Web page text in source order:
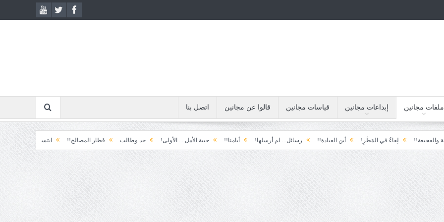
ملفات مجانين إبداعات مجانين قياسات مجانين قالوا عن مجانين اتصل بنا
لِقاءُ في المَطَرِ! أين القيادة!! رسائل... لم أرسلها! أيامنا!! خيبة الأمل.... الأولى! خذ وطالب قطار المصالح!! ابتسامة الطوارئ! المكوّن وما